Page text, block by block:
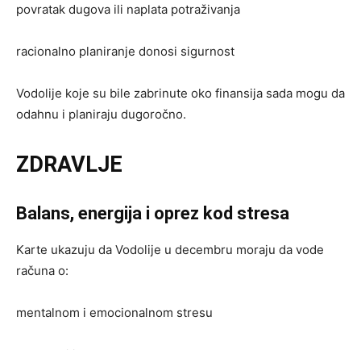
povratak dugova ili naplata potraživanja
racionalno planiranje donosi sigurnost
Vodolije koje su bile zabrinute oko finansija sada mogu da
odahnu i planiraju dugoročno.
ZDRAVLJE
Balans, energija i oprez kod stresa
Karte ukazuju da Vodolije u decembru moraju da vode
računa o:
mentalnom i emocionalnom stresu